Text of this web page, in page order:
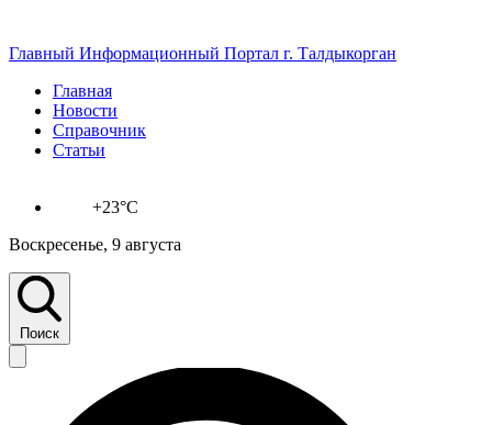
Главный Информационный Портал г. Талдыкорган
Главная
Новости
Справочник
Статьи
+23°C
Воскресенье, 9 августа
Поиск